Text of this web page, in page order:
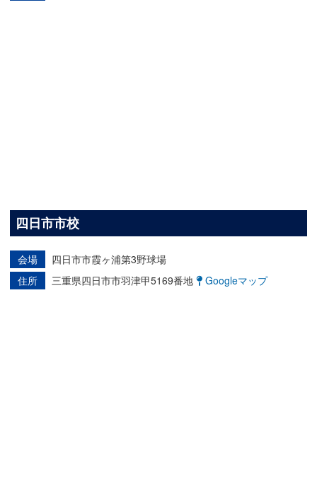
四日市市校
会場
四日市市霞ヶ浦第3野球場
住所
三重県四日市市羽津甲5169番地 Googleマップ